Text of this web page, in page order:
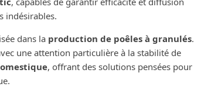
indésirables.
dans la production de poêles à granulés.
une attention particulière à la stabilité de
, offrant des solutions pensées pour